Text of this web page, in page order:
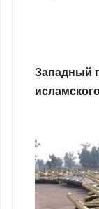
Западный